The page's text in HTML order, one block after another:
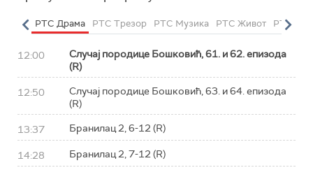
РТС Драма РТС Трезор РТС Музика РТС Живот РТС
12:00
Случај породице Бошковић, 61. и 62. епизода
(R)
12:50
Случај породице Бошковић, 63. и 64. епизода
(R)
13:37 Бранилац 2, 6-12 (R)
14:28 Бранилац 2, 7-12 (R)